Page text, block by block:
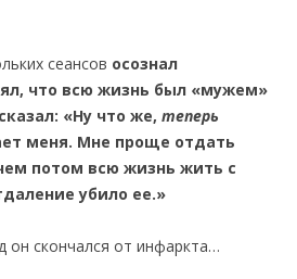
сеансов осознал
что всю жизнь был «мужем»
«Ну что же, теперь
меня. Мне проще отдать
потом всю жизнь жить с
убило ее.»
он скончался от инфаркта…